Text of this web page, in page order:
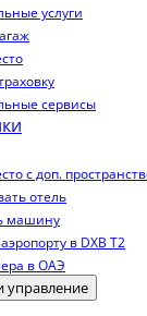
услуги
сервисы
с доп.
отель
машину
в DXB T2
в ОАЭ
управление